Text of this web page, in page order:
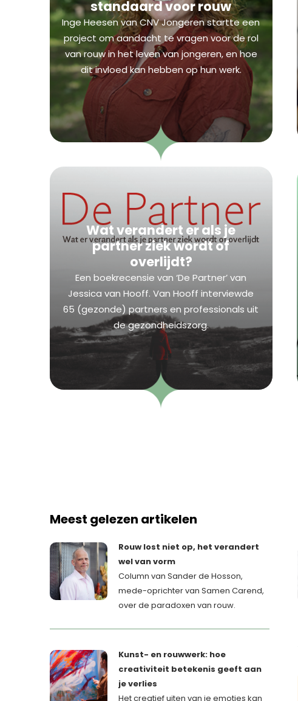
standaard voor rouw
Inge Heesen van CNV Jongeren startte een
project om aandacht te vragen voor de rol
van rouw in het leven van jongeren, en hoe
dit invloed kan hebben op hun werk.
Wat verandert er als je
partner ziek wordt of
overlijdt?
Een boekrecensie van ‘De Partner’ van
Jessica van Hooff. Van Hooff interviewde
65 (gezonde) partners en professionals uit
de gezondheidszorg.
Meest gelezen artikelen
Rouw lost niet op, het verandert
wel van vorm
Column van Sander de Hosson,
mede-oprichter van Samen Carend,
over de paradoxen van rouw.
Kunst- en rouwwerk: hoe
creativiteit betekenis geeft aan
je verlies
Het creatief uiten van je emoties kan